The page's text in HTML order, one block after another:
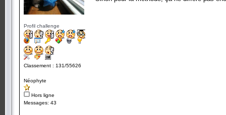
Profil challenge
Classement : 131/55626
Néophyte
Hors ligne
Messages: 43